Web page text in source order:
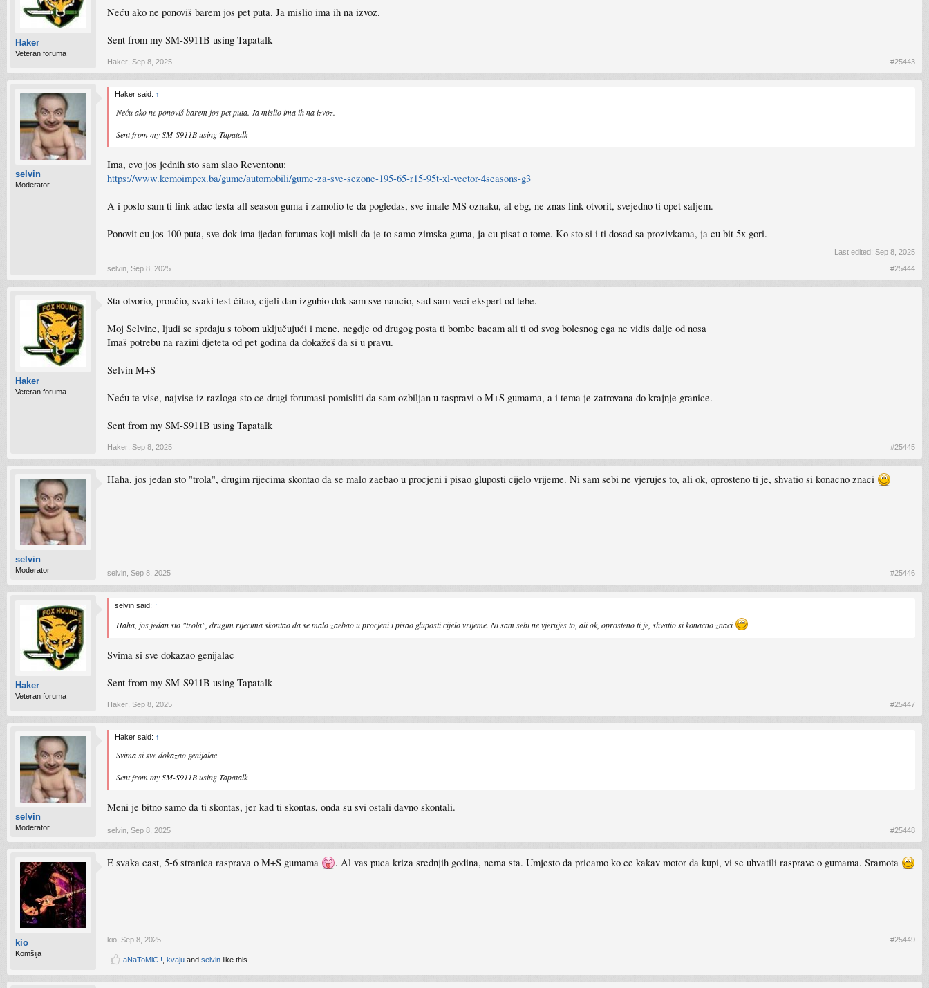
Haker
Veteran foruma
Neću ako ne ponoviš barem jos pet puta. Ja mislio ima ih na izvoz.
Sent from my SM-S911B using Tapatalk
Haker Sep 8, 2025 #25443
selvin
Moderator
Haker said: ↑
Neću ako ne ponoviš barem jos pet puta. Ja mislio ima ih na izvoz.
Sent from my SM-S911B using Tapatalk
Ima, evo jos jednih sto sam slao Reventonu:
https://www.kemoimpex.ba/gume/automobili/gume-za-sve-sezone-195-65-r15-95t-xl-vector-4seasons-g3
A i poslo sam ti link adac testa all season guma i zamolio te da pogledas, sve imale MS oznaku, al ebg, ne znas link otvorit, svejedno ti opet saljem.
Ponovit cu jos 100 puta, sve dok ima ijedan forumas koji misli da je to samo zimska guma, ja cu pisat o tome. Ko sto si i ti dosad sa prozivkama, ja cu bit 5x gori.
Last edited: Sep 8, 2025
selvin Sep 8, 2025 #25444
Haker
Veteran foruma
Sta otvorio, proučio, svaki test čitao, cijeli dan izgubio dok sam sve naucio, sad sam veci ekspert od tebe.
Moj Selvine, ljudi se sprdaju s tobom uključujući i mene, negdje od drugog posta ti bombe bacam ali ti od svog bolesnog ega ne vidis dalje od nosa
Imaš potrebu na razini djeteta od pet godina da dokažeš da si u pravu.
Selvin M+S
Neću te vise, najvise iz razloga sto ce drugi forumasi pomisliti da sam ozbiljan u raspravi o M+S gumama, a i tema je zatrovana do krajnje granice.
Sent from my SM-S911B using Tapatalk
Haker Sep 8, 2025 #25445
selvin
Moderator
Haha, jos jedan sto "trola", drugim rijecima skontao da se malo zaebao u procjeni i pisao gluposti cijelo vrijeme. Ni sam sebi ne vjerujes to, ali ok, oprosteno ti je, shvatio si konacno znaci
selvin Sep 8, 2025 #25446
Haker
Veteran foruma
selvin said: ↑
Haha, jos jedan sto "trola", drugim rijecima skontao da se malo zaebao u procjeni i pisao gluposti cijelo vrijeme. Ni sam sebi ne vjerujes to, ali ok, oprosteno ti je, shvatio si konacno znaci
Svima si sve dokazao genijalac
Sent from my SM-S911B using Tapatalk
Haker Sep 8, 2025 #25447
selvin
Moderator
Haker said: ↑
Svima si sve dokazao genijalac
Sent from my SM-S911B using Tapatalk
Meni je bitno samo da ti skontas, jer kad ti skontas, onda su svi ostali davno skontali.
selvin Sep 8, 2025 #25448
kio
Komšija
E svaka cast, 5-6 stranica rasprava o M+S gumama . Al vas puca kriza srednjih godina, nema sta. Umjesto da pricamo ko ce kakav motor da kupi, vi se uhvatili rasprave o gumama. Sramota
kio Sep 8, 2025 #25449
aNaToMiC ! kvaju and selvin like this.